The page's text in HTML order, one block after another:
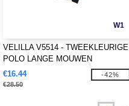
W1
VELILLA V5514 - TWEEKLEURIGE
POLO LANGE MOUWEN
€16.44
€28.50
-42%